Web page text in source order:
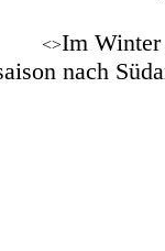
<>Im Winter
nach